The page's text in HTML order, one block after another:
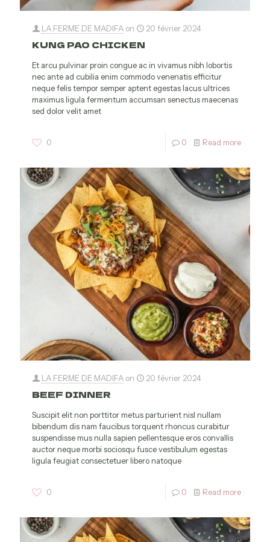
LA FERME DE MADIFA on 20 février 2024
KUNG PAO CHICKEN
Et arcu pulvinar proin congue ac in vivamus nibh lobortis
nec ante ad cubilia enim commodo venenatis efficitur
neque felis tempor semper aptent egestas lacus ultrices
maximus ligula fermentum accumsan senectus maecenas
sed dolor velit amet
0 0 Read more
LA FERME DE MADIFA on 20 février 2024
BEEF DINNER
Suscipit elit non porttitor metus parturient nisl nullam
bibendum dis nam faucibus torquent rhoncus curabitur
suspendisse mus nulla sapien pellentesque eros convallis
auctor neque morbi sociosqu fusce vestibulum egestas
ligula feugiat consectetuer libero natoque
0 0 Read more